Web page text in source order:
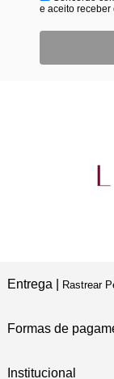
e aceito receber
Entrega | Rastrear
Formas de
Institucional